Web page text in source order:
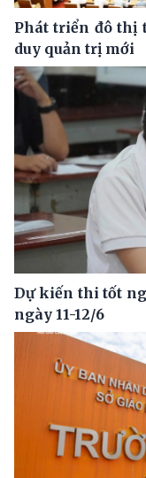
Phát triển đô thị
duy quản trị mới
Dự kiến thi tốt
ngày 11-12/6